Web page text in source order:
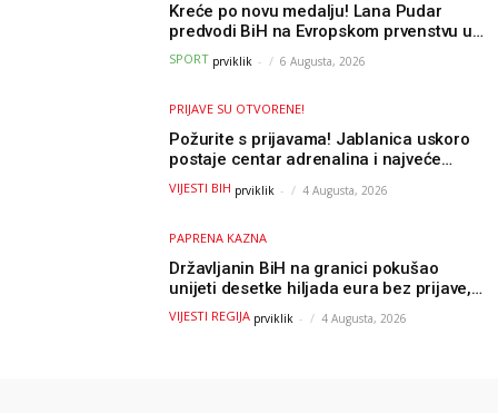
Kreće po novu medalju! Lana Pudar
predvodi BiH na Evropskom prvenstvu u
Parizu
SPORT prviklik - 6 Augusta, 2026
PRIJAVE SU OTVORENE!
Požurite s prijavama! Jablanica uskoro
postaje centar adrenalina i najveće
outdoor avanture ovog ljeta
VIJESTI BIH prviklik - 4 Augusta, 2026
PAPRENA KAZNA
Državljanin BiH na granici pokušao
unijeti desetke hiljada eura bez prijave,
uslijedila “paprena” kazna
VIJESTI REGIJA prviklik - 4 Augusta, 2026